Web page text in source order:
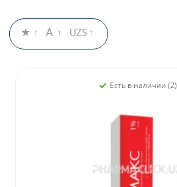
Есть в наличии (2)